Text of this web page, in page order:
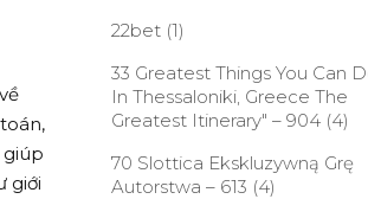
giới
22bet(1)
33 Greatest Things You Can
In Thessaloniki, Greece The
Greatest Itinerary" – 904(4)
70 Slottica Ekskluzywną Grę
Autorstwa – 613 (4)